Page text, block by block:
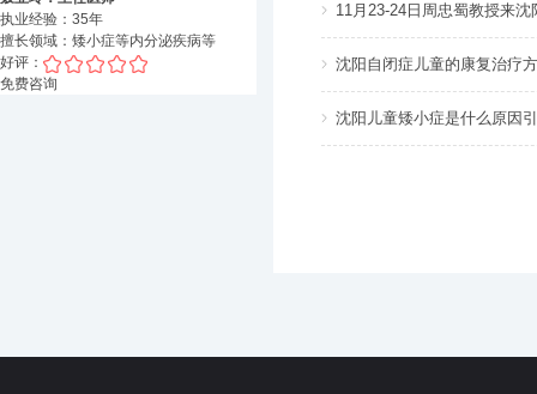
执业经验： 35年
擅长领域： 矮小症等内分泌疾病等
好评：
免费咨询
11月23-24日周忠蜀教授来
沈阳自闭症儿童的康复治疗
沈阳儿童矮小症是什么原因